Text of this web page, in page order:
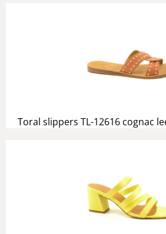
Toral slippers TL-12616 cognac